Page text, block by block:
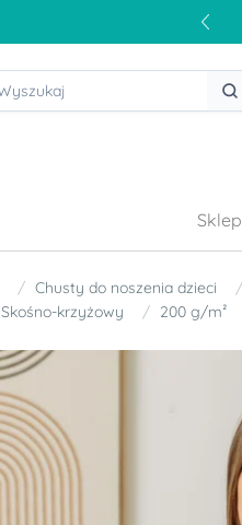
Sklep
Chusty do noszenia dzieci
Skośno-krzyżowy
200 g/m²